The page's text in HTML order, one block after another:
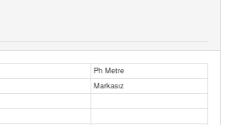
Ph Metre
Markasız